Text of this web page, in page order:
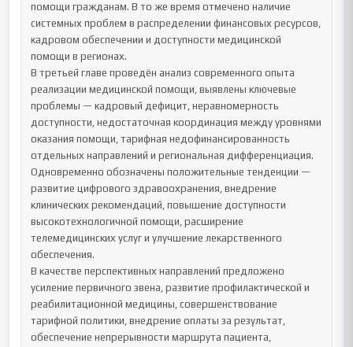
помощи гражданам. В то же время отмечено наличие
системных проблем в распределении финансовых ресурсов,
кадровом обеспечении и доступности медицинской
помощи в регионах.
В третьей главе проведён анализ современного опыта
реализации медицинской помощи, выявлены ключевые
проблемы — кадровый дефицит, неравномерность
доступности, недостаточная координация между уровнями
оказания помощи, тарифная недофинансированность
отдельных направлений и региональная дифференциация.
Одновременно обозначены положительные тенденции —
развитие цифрового здравоохранения, внедрение
клинических рекомендаций, повышение доступности
высокотехнологичной помощи, расширение
телемедицинских услуг и улучшение лекарственного
обеспечения.
В качестве перспективных направлений предложено
усиление первичного звена, развитие профилактической и
реабилитационной медицины, совершенствование
тарифной политики, внедрение оплаты за результат,
обеспечение непрерывности маршрута пациента,